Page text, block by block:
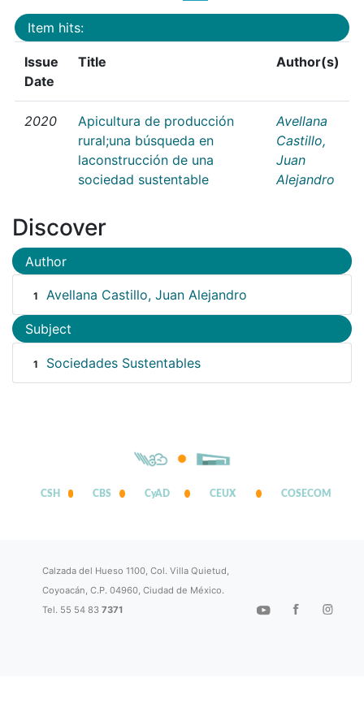
Item hits:
Issue
Date
Title Author(s)
2020
Apicultura de producción
rural;una búsqueda en
laconstrucción de una
sociedad sustentable
Avellana
Castillo,
Juan
Alejandro
Discover
Author
1 Avellana Castillo, Juan Alejandro
Subject
1 Sociedades Sustentables
CSH CBS CyAD CEUX COSECOM
Calzada del Hueso 1100, Col. Villa Quietud,
Coyoacán, C.P. 04960, Ciudad de México.
Tel. 55 54 837371